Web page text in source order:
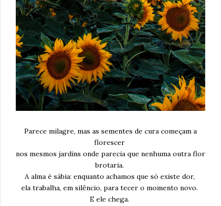
Parece milagre, mas as sementes de cura começam a
florescer
nos mesmos jardins onde parecia que nenhuma outra flor
brotaria.
A alma é sábia: enquanto achamos que só existe dor,
ela trabalha, em silêncio, para tecer o momento novo.
E ele chega.